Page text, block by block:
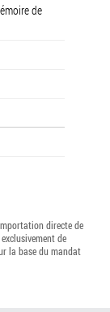
de
directe de
de
la base du mandat